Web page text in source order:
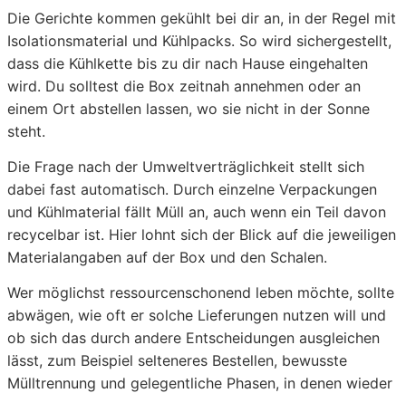
Die Gerichte kommen gekühlt bei dir an, in der Regel mit
Isolationsmaterial und Kühlpacks. So wird sichergestellt,
dass die Kühlkette bis zu dir nach Hause eingehalten
wird. Du solltest die Box zeitnah annehmen oder an
einem Ort abstellen lassen, wo sie nicht in der Sonne
steht.
Die Frage nach der Umweltverträglichkeit stellt sich
dabei fast automatisch. Durch einzelne Verpackungen
und Kühlmaterial fällt Müll an, auch wenn ein Teil davon
recycelbar ist. Hier lohnt sich der Blick auf die jeweiligen
Materialangaben auf der Box und den Schalen.
Wer möglichst ressourcenschonend leben möchte, sollte
abwägen, wie oft er solche Lieferungen nutzen will und
ob sich das durch andere Entscheidungen ausgleichen
lässt, zum Beispiel selteneres Bestellen, bewusste
Mülltrennung und gelegentliche Phasen, in denen wieder